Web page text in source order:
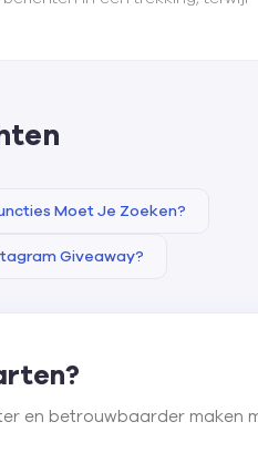
Moet Je Zoeken?
Giveaway?
en betrouwbaarder maken